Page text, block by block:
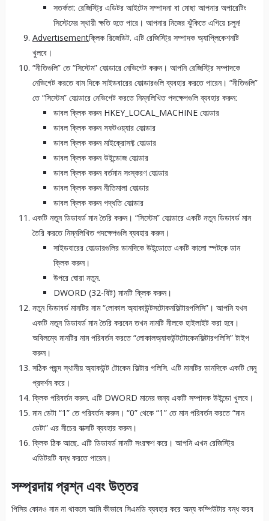
সতর্কতা: রেজিস্ট্রি এডিটর আইটেম সম্পাদনা বা মোছা আপনার অপারেটিং
সিস্টেমের স্থায়ী ক্ষতি হতে পারে। আপনার নিজের ঝুঁকিতে এগিয়ে চলুন!
Advertisementক্লিক রিজেডিট. এটি রেজিস্ট্রি সম্পাদক অ্যাপ্লিকেশনটি
খুলবে।
“নীতিগুলি” তে “সিস্টেম” ফোল্ডারে নেভিগেট করুন। আপনি রেজিস্ট্রি সম্পাদকে
নেভিগেট করতে বাম দিকে সাইডবারের ফোল্ডারগুলি ব্যবহার করতে পারেন। “নীতিগুলি”
তে “সিস্টেম” ফোল্ডারে নেভিগেট করতে নিম্নলিখিত পদক্ষেপগুলি ব্যবহার করুন:
ডাবল ক্লিক করুন HKEY_LOCAL_MACHINE ফোল্ডার
ডাবল ক্লিক করুন সফটওয়্যার ফোল্ডার
ডাবল ক্লিক করুন মাইক্রোসফ্ট ফোল্ডার
ডাবল ক্লিক করুন উইন্ডোজ ফোল্ডার
ডাবল ক্লিক করুন বর্তমান সংস্করণ ফোল্ডার
ডাবল ক্লিক করুন নীতিমালা ফোল্ডার
ডাবল ক্লিক করুন পদ্ধতি ফোল্ডার
একটি নতুন ডিডাবর্ড মান তৈরি করুন। “সিস্টেম” ফোল্ডারে একটি নতুন ডিডাবর্ড মান
তৈরি করতে নিম্নলিখিত পদক্ষেপগুলি ব্যবহার করুন।
সাইডবারের ফোল্ডারগুলির ডানদিকে উইন্ডোতে একটি কালো স্পটকে ডান
ক্লিক করুন।
উপরে ঘোরা নতুন.
DWORD (32-বিট) মানটি ক্লিক করুন।
নতুন ডিডাবর্ড মানটির নাম “লোকাল অ্যাকাউন্টসটোকনফিল্টারপলিসি”। আপনি যখন
একটি নতুন ডিডাবর্ড মান তৈরি করবেন তখন নামটি নীলকে হাইলাইট করা হবে।
অবিলম্বে মানটির নাম পরিবর্তন করতে “লোকালঅ্যাকউন্টটোকেনফিল্টারপলিসি” টাইপ
করুন।
সঠিক পছন্দ স্থানীয় অ্যাকউন্ট টোকেন ফিল্টার পলিসি. এটি মানটির ডানদিকে একটি মেনু
প্রদর্শন করে।
ক্লিক পরিবর্তন করুন. এটি DWORD মানের জন্য একটি সম্পাদক উইন্ডো খুলবে।
মান ডেটা “1” তে পরিবর্তন করুন। “0” থেকে “1” তে মান পরিবর্তন করতে “মান
ডেটা” এর নীচের বাক্সটি ব্যবহার করুন।
ক্লিক ঠিক আছে. এটি ডিডাবর্ড মানটি সংরক্ষণ করে। আপনি এখন রেজিস্ট্রি
এডিটরটি বন্ধ করতে পারেন।
সম্প্রদায় প্রশ্ন এবং উত্তর
পিসির কোনও নাম না থাকলে আমি কীভাবে সিএমডি ব্যবহার করে অন্য কম্পিউটার বন্ধ করব